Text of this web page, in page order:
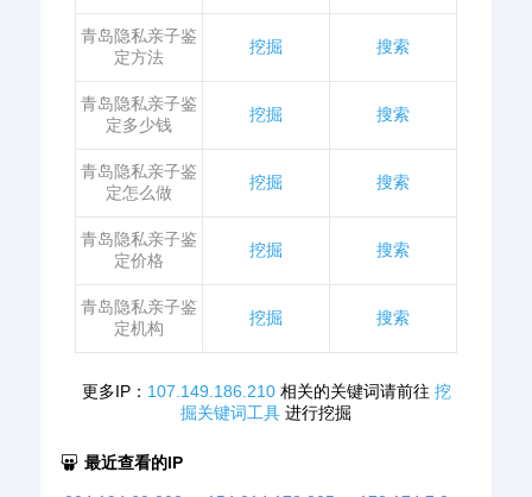
青岛隐私亲子鉴
定方法
挖掘 搜索
青岛隐私亲子鉴
定多少钱
挖掘 搜索
青岛隐私亲子鉴
定怎么做
挖掘 搜索
青岛隐私亲子鉴
定价格
挖掘 搜索
青岛隐私亲子鉴
定机构
挖掘 搜索
更多IP： 107.149.186.210相关的关键词请前往 挖
掘关键词工具 进行挖掘
最近查看的IP